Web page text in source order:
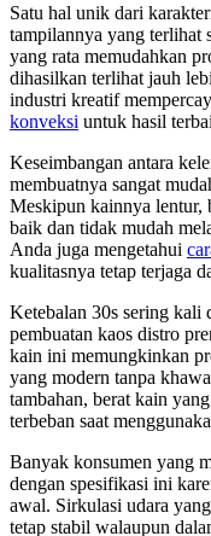
Satu hal unik dari
tampilannya yang terlihat
yang rata memudahkan
dihasilkan terlihat jauh
industri kreatif
konveksi untuk hasil
Keseimbangan antara
membuatnya sangat
Meskipun kainnya lentur,
baik dan tidak mudah
Anda juga mengetahui
kualitasnya tetap terjaga
Ketebalan 30s sering kali
pembuatan kaos distro
kain ini memungkinkan
yang modern tanpa
tambahan, berat kain
terbeban saat
Banyak konsumen yang
dengan spesifikasi ini
awal. Sirkulasi udara
tetap stabil walaupun